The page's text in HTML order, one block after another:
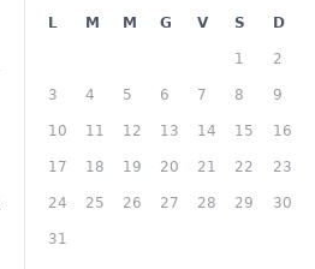
L M M G V S D
1 2
3 4 5 6 7 8 9
10 11 12 13 14 15 16
17 18 19 20 21 22 23
24 25 26 27 28 29 30
31